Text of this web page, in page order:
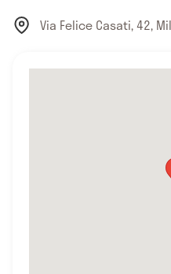
Via Felice Casati, 42,